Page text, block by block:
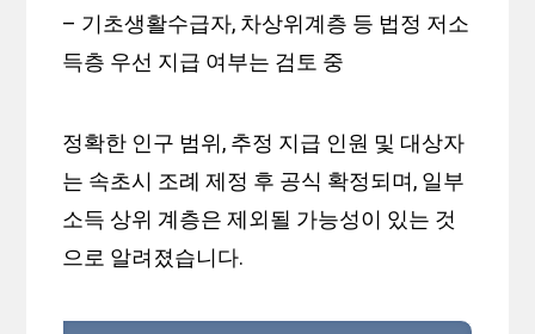
– 기초생활수급자, 차상위계층 등 법정 저소
득층 우선 지급 여부는 검토 중
정확한 인구 범위, 추정 지급 인원 및 대상자
는 속초시 조례 제정 후 공식 확정되며, 일부
소득 상위 계층은 제외될 가능성이 있는 것
으로 알려졌습니다.